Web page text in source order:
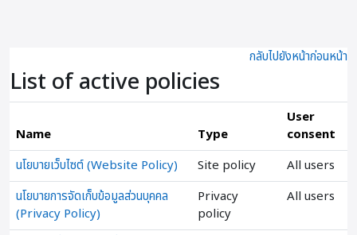
กลับไปยังหน้าก่อนหน้า
List of active policies
Name Type
User
consent
นโยบายเว็บไซต์ (Website Policy)
Site policy
All users
นโยบายการจัดเก็บข้อมูลส่วนบุคคล
(Privacy Policy)
Privacy
policy
All users